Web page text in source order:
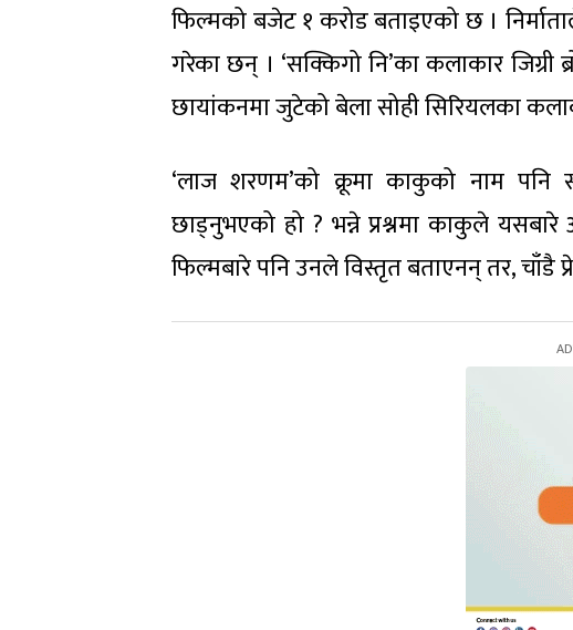
फिल्मको बजेट १ करोड बताइएको छ ।
गरेका छन् । ‘सक्किगो नि’का कलाकार
छायांकनमा जुटेको बेला सोही सिरियलका
‘लाज शरणम’को क्रूमा काकुको नाम पनि
छाड्नुभएको हो ? भन्ने प्रश्नमा काकुले
फिल्मबारे पनि उनले विस्तृत बताएनन् तर, चाँडै